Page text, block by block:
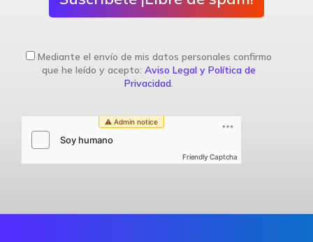
Mediante el envío de mis datos personales confirmo
que he leído y acepto: Aviso Legal y Política de
Privacidad.
Friendly Captcha